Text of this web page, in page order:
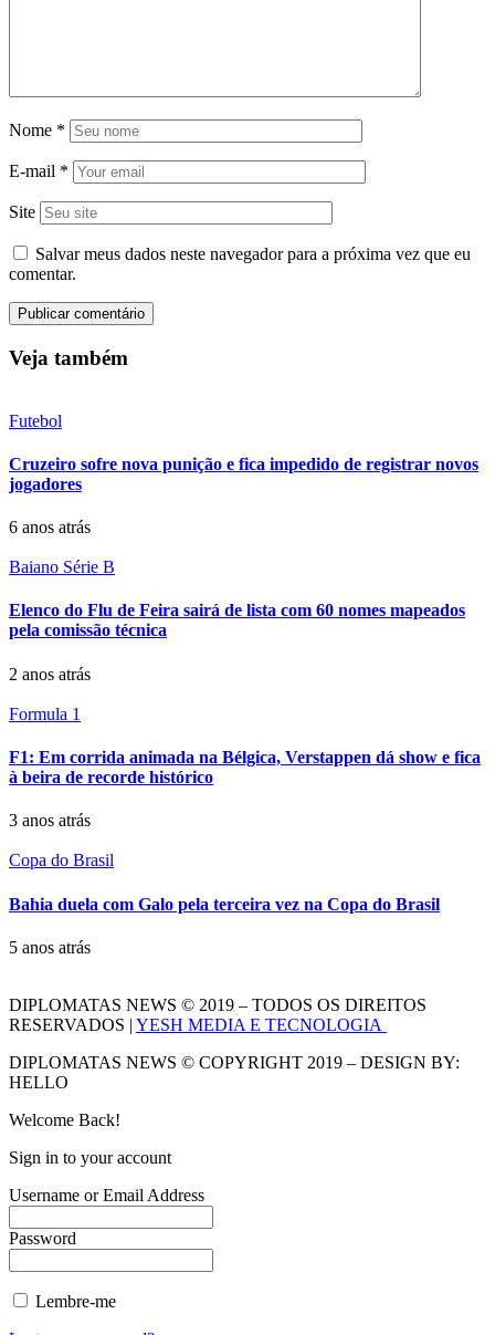
Nome *
E-mail *
Site
Salvar meus dados neste navegador para a próxima vez que eu
comentar.
Veja também
Futebol
Cruzeiro sofre nova punição e fica impedido de registrar novos
jogadores
6 anos atrás
Baiano Série B
Elenco do Flu de Feira sairá de lista com 60 nomes mapeados
pela comissão técnica
2 anos atrás
Formula 1
F1: Em corrida animada na Bélgica, Verstappen dá show e fica
à beira de recorde histórico
3 anos atrás
Copa do Brasil
Bahia duela com Galo pela terceira vez na Copa do Brasil
5 anos atrás
DIPLOMATAS NEWS © 2019 – TODOS OS DIREITOS
RESERVADOS | YESH MEDIA E TECNOLOGIA
DIPLOMATAS NEWS © COPYRIGHT 2019 – DESIGN BY:
HELLO
Welcome Back!
Sign in to your account
Username or Email Address
Password
Lembre-me